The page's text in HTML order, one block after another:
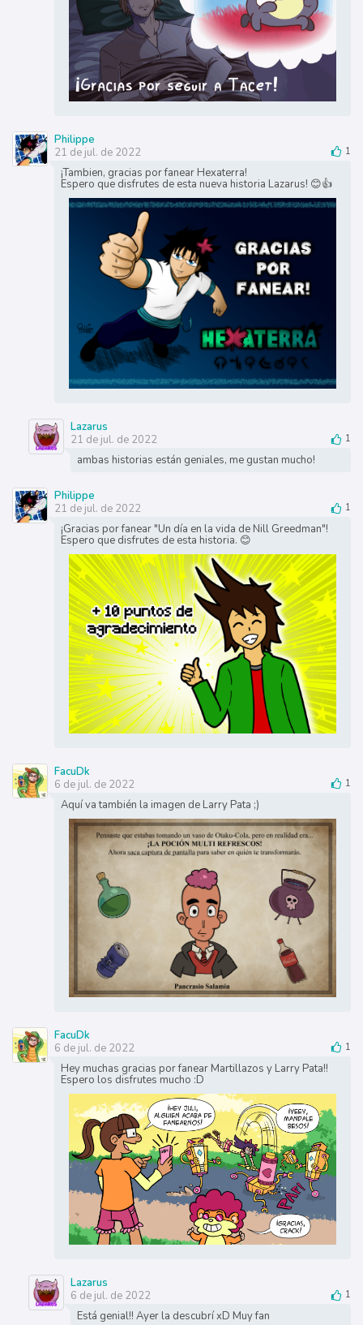
Philippe
21 de jul. de 2022
1
¡Tambien, gracias por fanear Hexaterra!
Espero que disfrutes de esta nueva historia Lazarus! 😊👍
Lazarus
21 de jul. de 2022
1
ambas historias están geniales, me gustan mucho!
Philippe
21 de jul. de 2022
1
¡Gracias por fanear "Un día en la vida de Nill Greedman"!
Espero que disfrutes de esta historia. 😊
FacuDk
6 de jul. de 2022
1
Aquí va también la imagen de Larry Pata ;)
FacuDk
6 de jul. de 2022
1
Hey muchas gracias por fanear Martillazos y Larry Pata!!
Espero los disfrutes mucho :D
Lazarus
6 de jul. de 2022
1
Está genial!! Ayer la descubrí xD Muy fan